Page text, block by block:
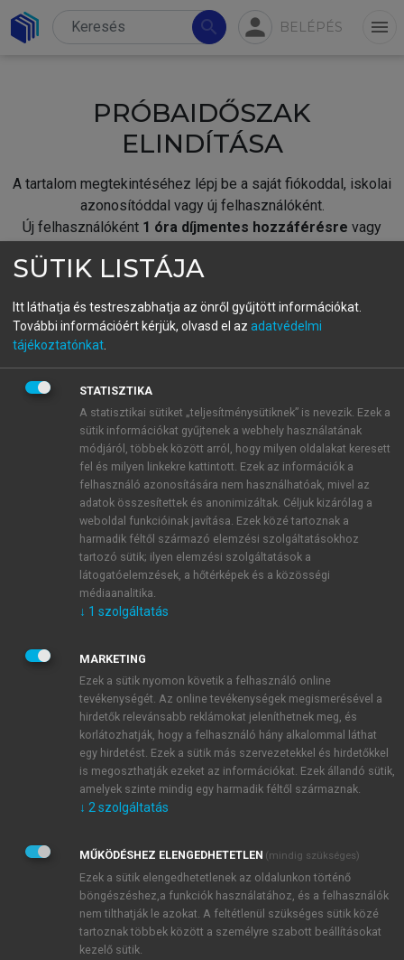
search person BELÉPÉS menu
PRÓBAIDŐSZAK
ELINDÍTÁSA
A tartalom megtekintéséhez lépj be a saját fiókoddal, iskolai
azonosítóddal vagy új felhasználóként.
Új felhasználóként 1 óra díjmentes hozzáférésre vagy
fiókoddal,vagy hozz létre új fiókot.
A regisztráció után apróbaidőszakautomatikusan
BELÉPÉS SAJÁT FIÓKKAL
ÚJ FIÓK LÉTREHOZÁSA
1 óra díjmentes hozzáférés
E-MAIL-CÍM
JELSZÓ
JELSZÓ ÚJRA
Kérek értesítést a MeRSZ újdonságairól, akcióiról.
Kérek értesítést az Akadémiai Kiadó Zrt. újdonságairól,
Adatkezelési tájékoztatóbanfoglaltakat tudomásul
veszem és elfogadom.
Általános vásárlási feltételeket, valamint a szotar.netés a
mersz.huoldalak licencszerződéseiben foglaltakat
tudomásul veszem és elfogadom.
SÜTIK LISTÁJA
Itt láthatja és testreszabhatja az önről gyűjtött információkat.
További információért kérjük, olvasd el az adatvédelmi
tájékoztatónkat
STATISZTIKA
A statisztikai sütiket „teljesítménysütiknek” is nevezik. Ezek a
sütik információkat gyűjtenek a webhely használatának
módjáról, többek között arról, hogy milyen oldalakat keresett
fel és milyen linkekre kattintott. Ezek az információk a
felhasználó azonosítására nem használhatóak, mivel az
adatok összesítettek és anonimizáltak. Céljuk kizárólag a
weboldal funkcióinak javítása. Ezek közé tartoznak a
harmadik féltől származó elemzési szolgáltatásokhoz
tartozó sütik; ilyen elemzési szolgáltatások a
látogatóelemzések, a hőtérképek és a közösségi
médiaanalitika.
↓ 1 szolgáltatás
MARKETING
Ezek a sütik nyomon követik a felhasználó online
tevékenységét. Az online tevékenységek megismerésével a
hirdetők relevánsabb reklámokat jeleníthetnek meg, és
korlátozhatják, hogy a felhasználó hány alkalommal láthat
egy hirdetést. Ezek a sütik más szervezetekkel és hirdetőkkel
is megoszthatják ezeket az információkat. Ezek állandó sütik,
amelyek szinte mindig egy harmadik féltől származnak.
↓ 2 szolgáltatás
MŰKÖDÉSHEZ ELENGEDHETETLEN (mindig szükséges)
Ezek a sütik elengedhetetlenek az oldalunkon történő
böngészéshez,a funkciók használatához, és a felhasználók
nem tilthatják le azokat. A feltétlenül szükséges sütik közé
tartoznak többek között a személyre szabott beállításokat
kezelő sütik.